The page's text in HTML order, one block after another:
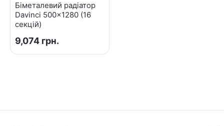
Біметалевий радіатор
Davinci 500x1280 (16
секцій)
9,074 грн.